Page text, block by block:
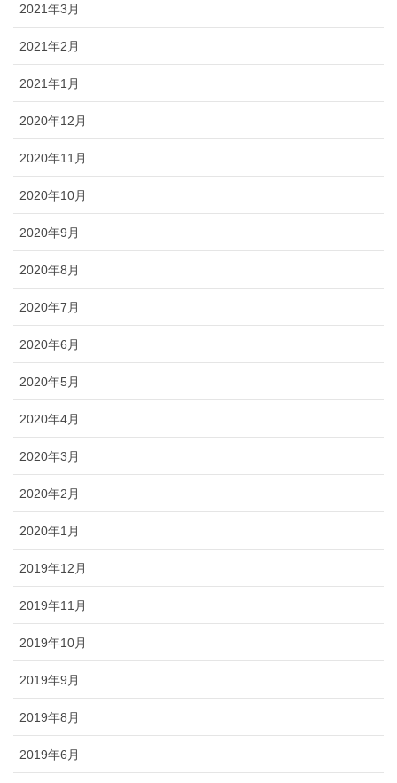
2021年3月
2021年2月
2021年1月
2020年12月
2020年11月
2020年10月
2020年9月
2020年8月
2020年7月
2020年6月
2020年5月
2020年4月
2020年3月
2020年2月
2020年1月
2019年12月
2019年11月
2019年10月
2019年9月
2019年8月
2019年6月